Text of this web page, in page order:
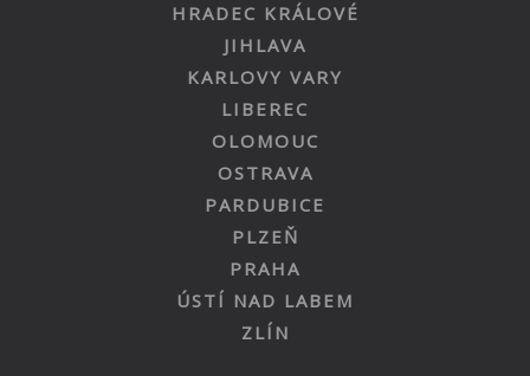
HRADEC KRÁLOVÉ
JIHLAVA
KARLOVY VARY
LIBEREC
OLOMOUC
OSTRAVA
PARDUBICE
PLZEŇ
PRAHA
ÚSTÍ NAD LABEM
ZLÍN